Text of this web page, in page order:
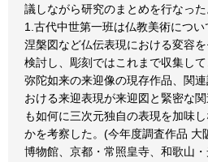
議しながら研究のまとめを行なった
1.古代中世第一班は仏教美術につ
涅槃図など仏伝表現における変容
検討し、彫刻ではこれまで収集し
弥陀如来の来迎像の現存作品、関
おける来迎表現が来迎図と緊密な
も如何に三次元独自の表現を加味
かを考察した。(今年度調査作品 大
博物館、京都・常照皇寺、和歌山